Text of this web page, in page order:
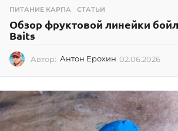
ПИТАНИЕ КАРПА ,СТАТЬИ
Обзор фруктовой линейки
Baits
Автор: Антон Ерохин 02.06.2026
0
6
.
2